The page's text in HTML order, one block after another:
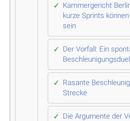
Kammergericht
kurze Sprints
sein
Der Vorfall: Ein
Rasante
Strecke
Die Argumente der